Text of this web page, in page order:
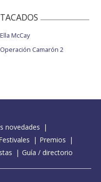
Ella McCay
Operación Camarón 2
novedades
Premios
Guía / directorio